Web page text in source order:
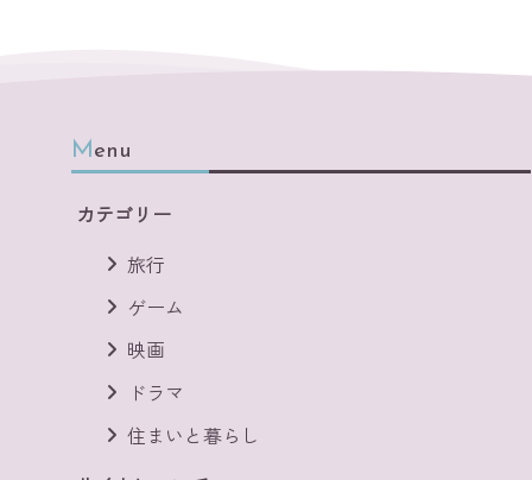
Menu
カテゴリー
旅行
ゲーム
映画
ドラマ
住まいと暮らし